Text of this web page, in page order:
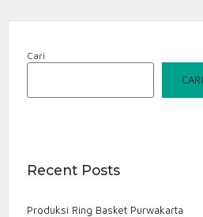
Cari
CARI
Recent Posts
Produksi Ring Basket Purwakarta